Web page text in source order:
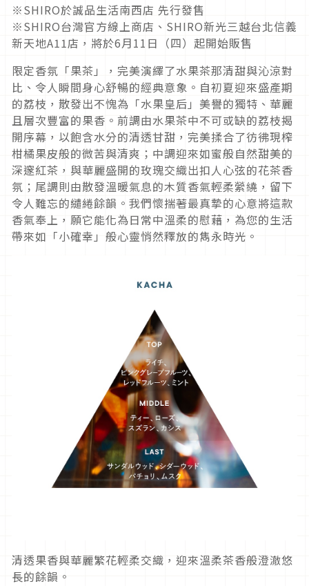
※SHIRO於誠品生活南西店 先行發售
※SHIRO台灣官方線上商店、SHIRO新光三越台北信義
新天地A11店，將於6月11日（四）起開始販售
限定香氛「果茶」，完美演繹了水果茶那清甜與沁涼對
比、令人瞬間身心舒暢的經典意象。自初夏迎來盛產期
的荔枝，散發出不愧為「水果皇后」美譽的獨特、華麗
且層次豐富的果香。前調由水果茶中不可或缺的荔枝揭
開序幕，以飽含水分的清透甘甜，完美揉合了彷彿現榨
柑橘果皮般的微苦與清爽；中調迎來如蜜般自然甜美的
深邃紅茶，與華麗盛開的玫瑰交織出扣人心弦的花茶香
氛；尾調則由散發溫暖氣息的木質香氣輕柔縈繞，留下
令人難忘的繾綣餘韻。我們懷揣著最真摯的心意將這款
香氣奉上，願它能化為日常中溫柔的慰藉，為您的生活
帶來如「小確幸」般心靈悄然釋放的雋永時光。
清透果香與華麗繁花輕柔交織，迎來溫柔茶香般澄澈悠
長的餘韻。